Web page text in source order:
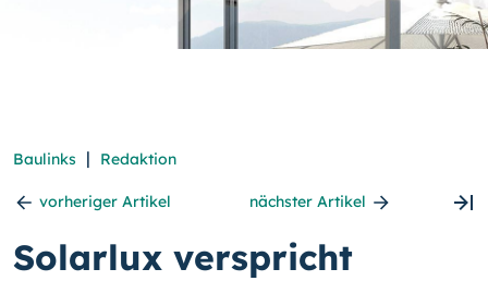
Baulinks | Redaktion
vorheriger Artikel nächster Artikel
Solarlux verspricht